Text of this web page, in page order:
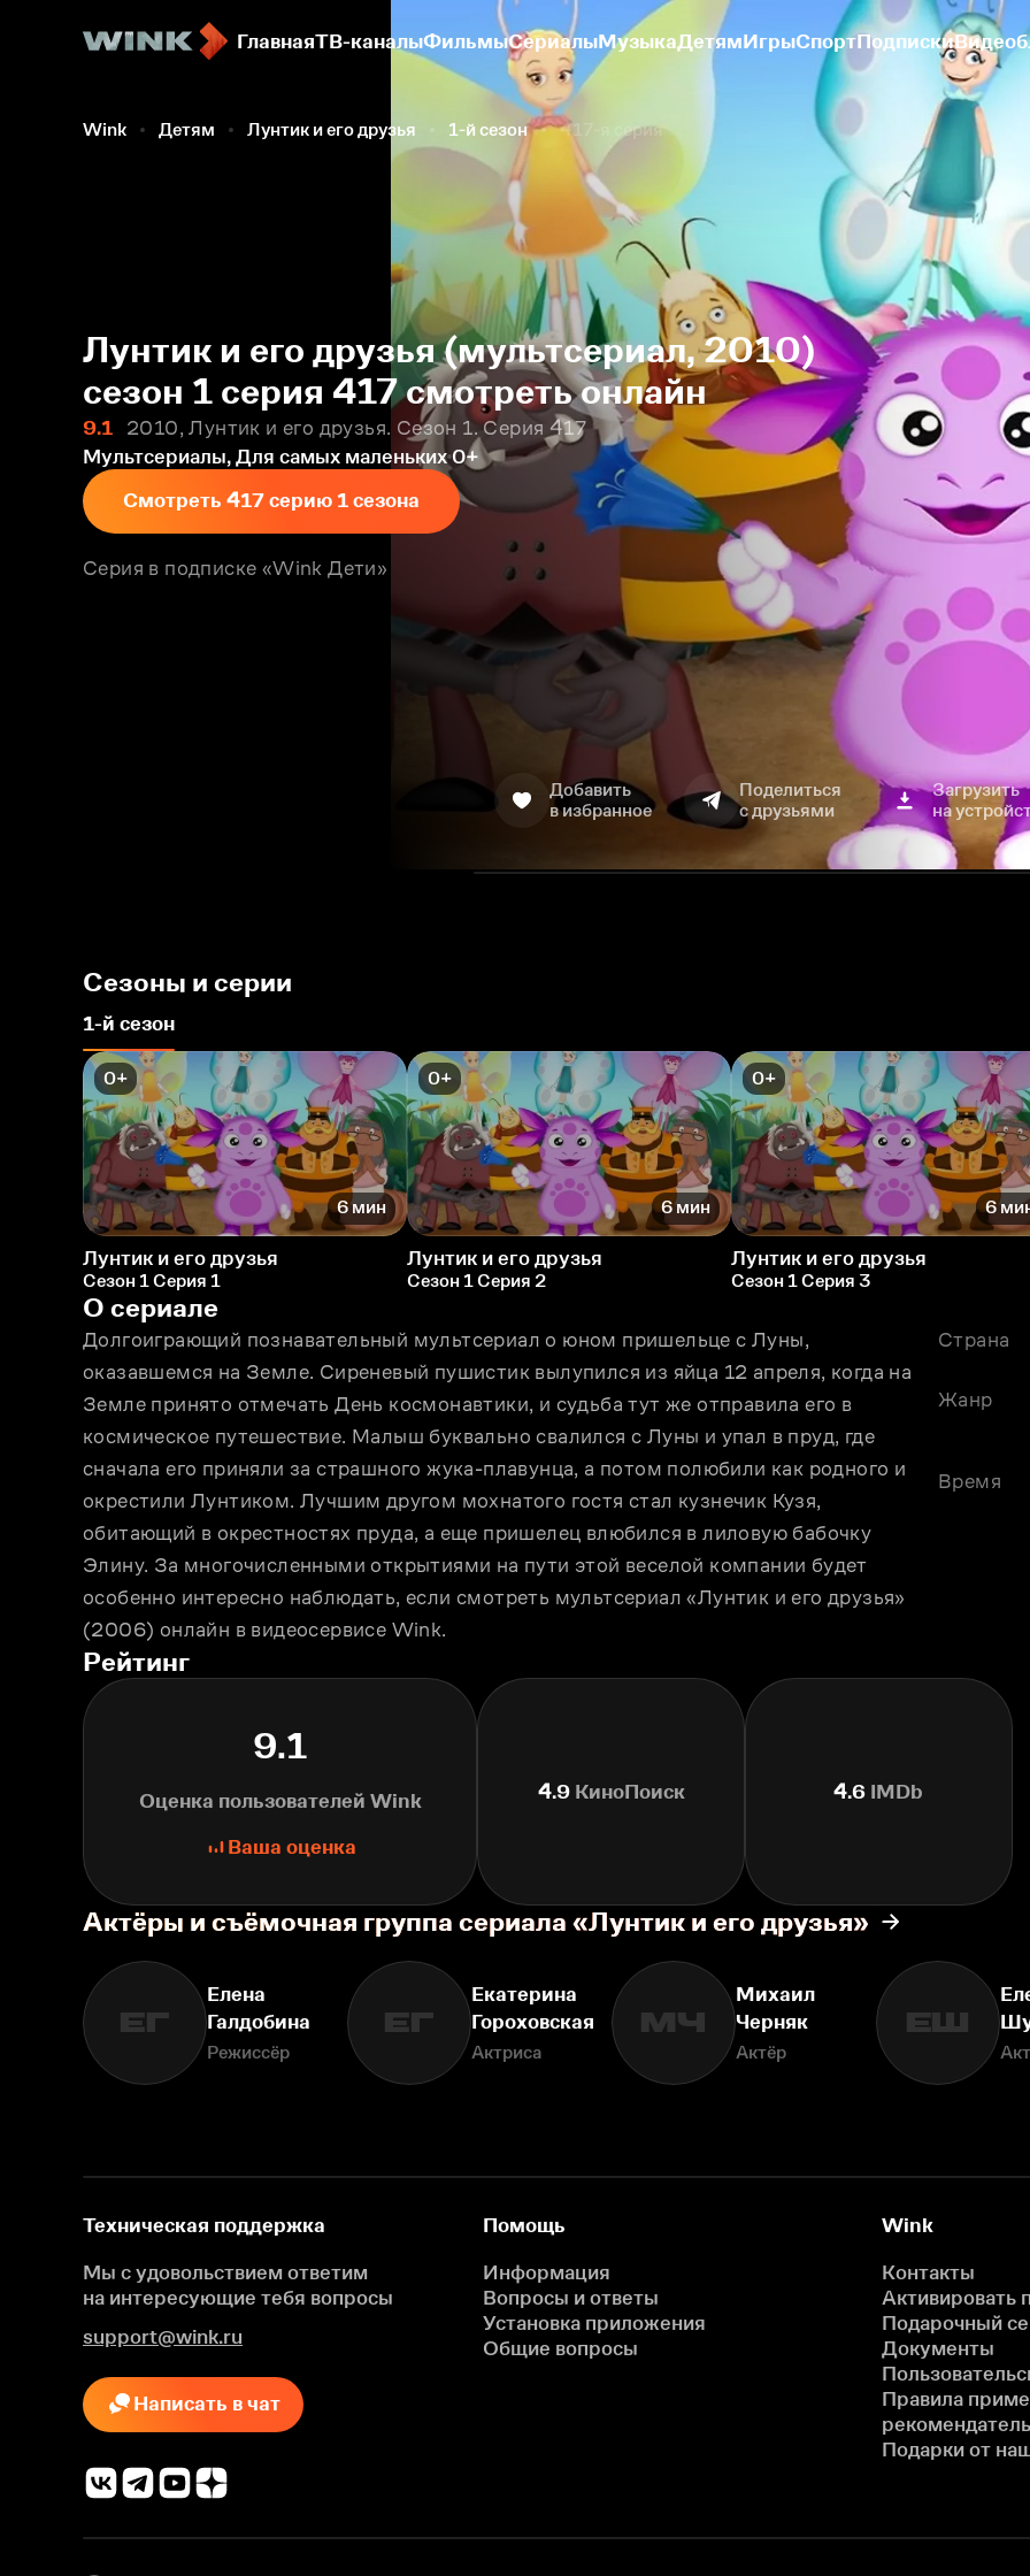
ГлавнаяТВ-каналыФильмыСериалыМузыкаДетямИгрыСпортПодписки
Wink Детям Лунтик и его друзья 1-й сезон 417-я серия
Лунтик и его друзья (мультсериал, 2010)
сезон 1 серия 417 смотреть онлайн
9.1
2010, Лунтик и его друзья. Сезон 1. Серия 417
Мультсериалы, Для самых маленьких 0+
Смотреть 417 серию 1 сезона
Серия в подписке «Wink Дети»
Добавить
в избранное
Поделиться
с друзьями
Загрузить
на
Сезоны и серии
1-й сезон
0+
6 мин
Лунтик и его друзья
Сезон 1 Серия 1
0+
6 мин
Лунтик и его друзья
Сезон 1 Серия 2
0+
6
Лунтик и его друзья
Сезон 1 Серия 3
О сериале
Долгоиграющий познавательный мультсериал о юном пришельце с Луны,
оказавшемся на Земле. Сиреневый пушистик вылупился из яйца 12 апреля, когда на
Земле принято отмечать День космонавтики, и судьба тут же отправила его в
космическое путешествие. Малыш буквально свалился с Луны и упал в пруд, где
сначала его приняли за страшного жука-плавунца, а потом полюбили как родного и
окрестили Лунтиком. Лучшим другом мохнатого гостя стал кузнечик Кузя,
обитающий в окрестностях пруда, а еще пришелец влюбился в лиловую бабочку
Элину. За многочисленными открытиями на пути этой веселой компании будет
особенно интересно наблюдать, если смотреть мультсериал «Лунтик и его друзья»
(2006) онлайн в видеосервисе Wink.
Страна
Жанр
Время
Рейтинг
9.1
Оценка пользователей Wink
Ваша оценка
4.9КиноПоиск 4.6 IMDb
Актёры и съёмочная группа сериала «Лунтик и его друзья»
ЕГ
Елена
Галдобина
Режиссёр
ЕГ
Екатерина
Гороховская
Актриса
МЧ
Михаил
Черняк
Актёр
ЕШ
Техническая поддержка
Мы с удовольствием ответим
на интересующие тебя вопросы
support@wink.ru
Написать в чат
Помощь
Информация
Вопросы и ответы
Установка приложения
Общие вопросы
Wink
Контакты
Активировать
Подарочный
Документы
Правила
Подарки от